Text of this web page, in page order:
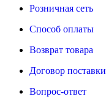
Розничная сеть
Способ оплаты
Возврат товара
Договор поставки
Вопрос-ответ